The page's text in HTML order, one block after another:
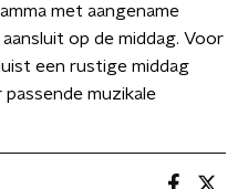
met aangename
op de middag. Voor
een rustige middag
muzikale